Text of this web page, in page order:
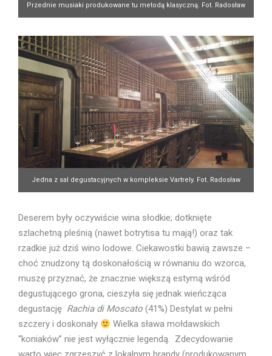
Przednie musiaki produkowane tu metodą klasyczną. Fot. Radosław
Jedna z sal degustacyjnych w kompleksie Vartrely. Fot. Radosław
Deserem były oczywiście wina słodkie; dotknięte
szlachetną pleśnią (nawet botrytisa tu mają!) oraz tak
rzadkie już dziś wino lodowe. Ciekawostki bawią zawsze –
choć znudzony tą doskonałością w równaniu do wzorca,
muszę przyznać, że znacznie większą estymą wśród
degustującego grona, cieszyła się jednak wieńcząca
degustację Rachia di Moscato (41%) Destylat w pełni
szczery i doskonały
Wielka sława mołdawskich
“koniaków” nie jest wyłącznie legendą. Zdecydowanie